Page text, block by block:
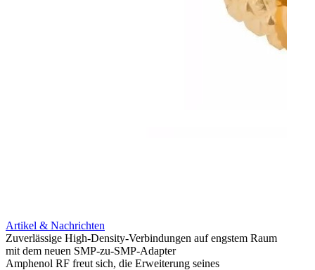
Artikel & Nachrichten
Zuverlässige High-Density-Verbindungen auf engstem Raum
mit dem neuen SMP-zu-SMP-Adapter
Amphenol RF freut sich, die Erweiterung seines